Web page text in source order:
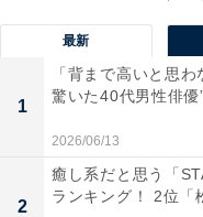
最新
1
「背まで高いと思
驚いた40代男性俳優
2026/06/13
2
癒し系だと思う「
ランキング！ 2位「